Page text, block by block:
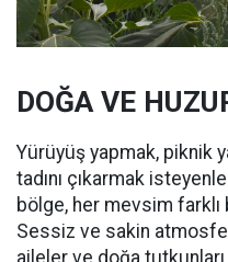
DOĞA VE
Yürüyüş yapmak, piknik
tadını çıkarmak
bölge, her mevsim
Sessiz ve sakin
aileler ve doğa